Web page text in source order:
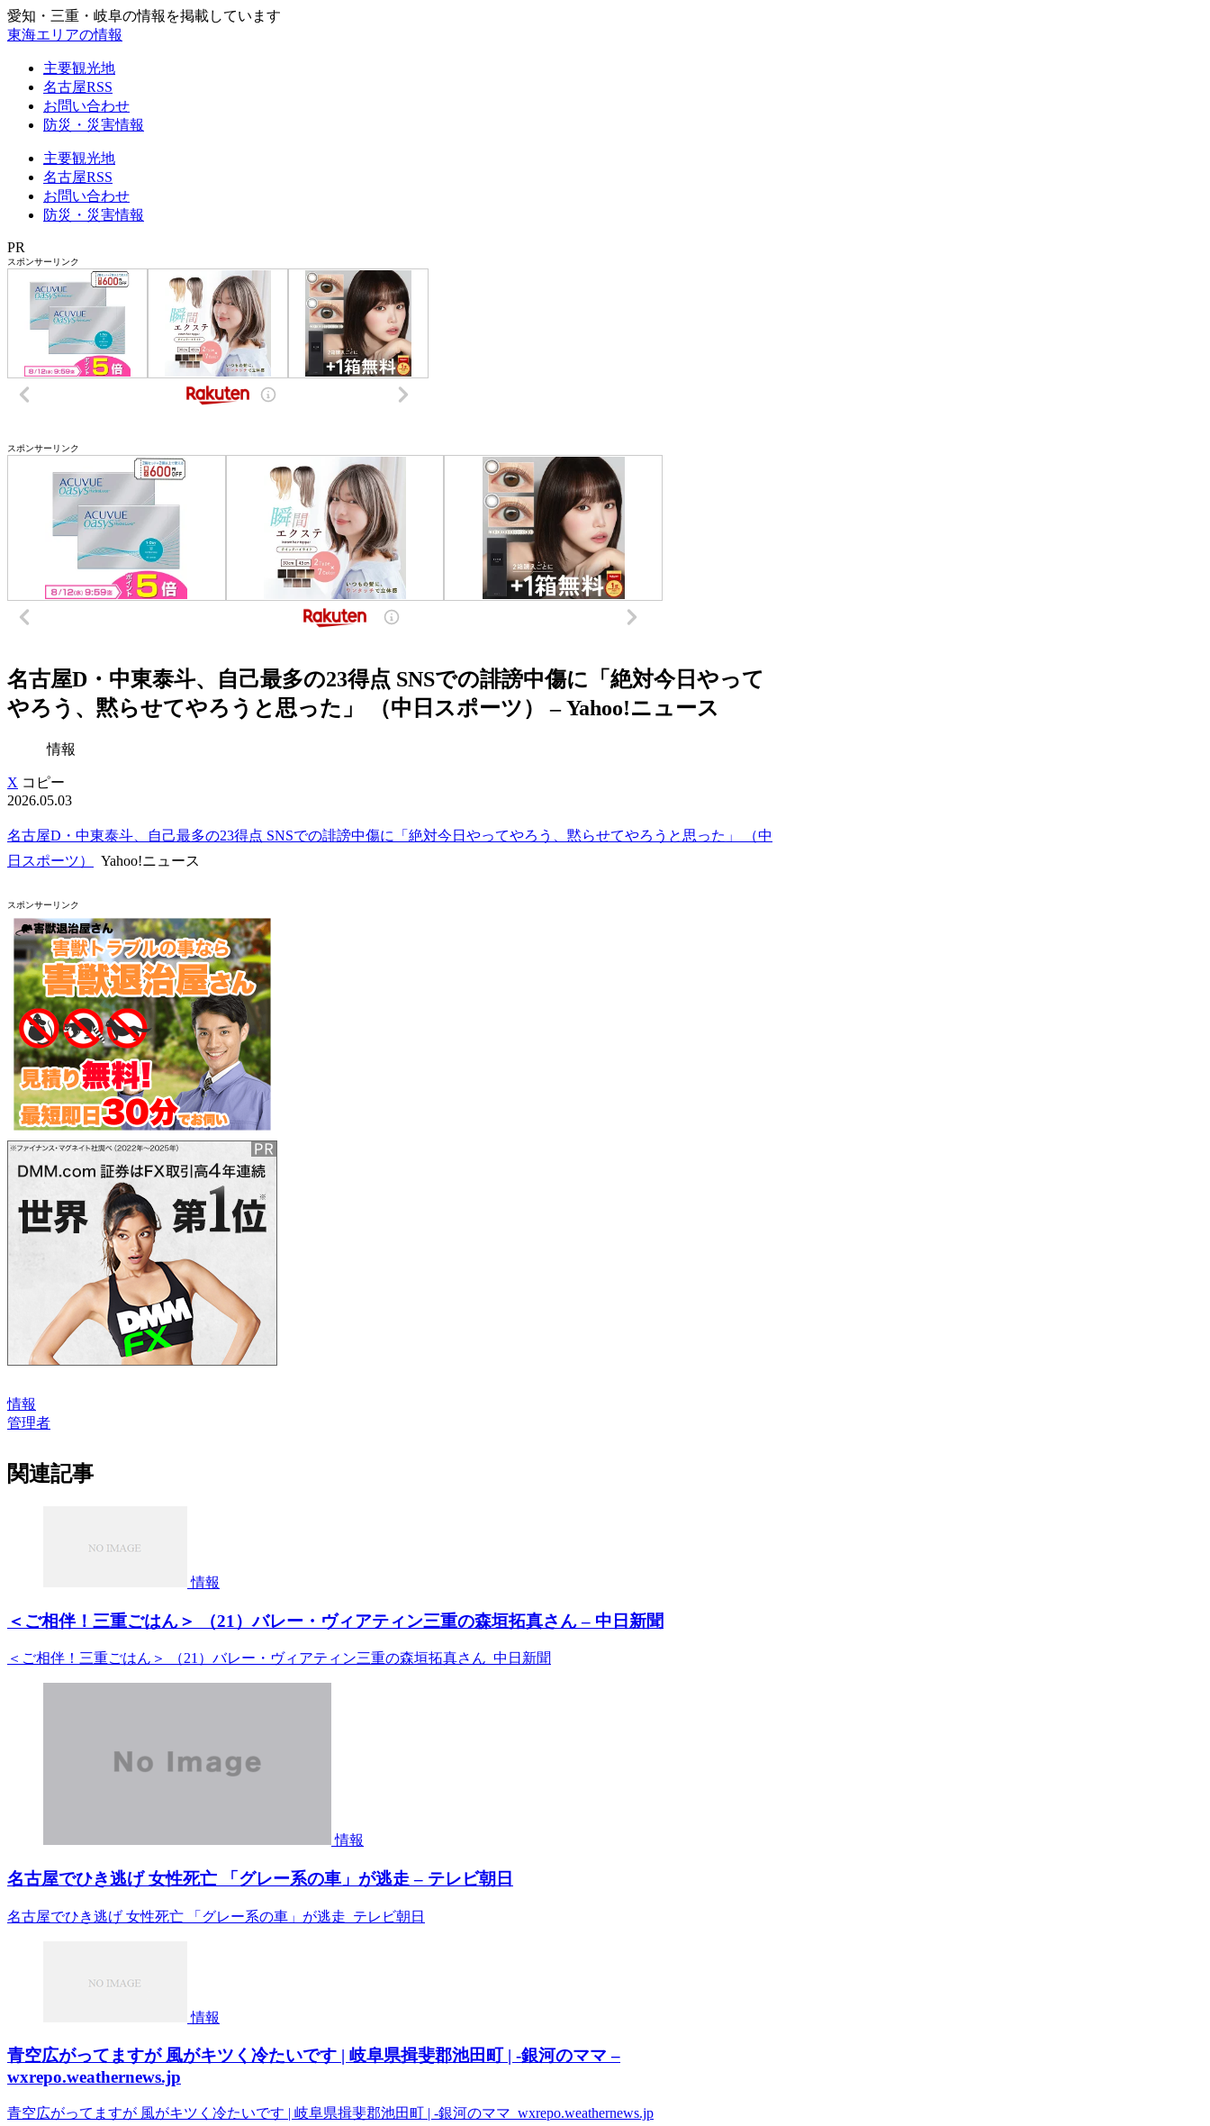
愛知・三重・岐阜の情報を掲載しています
東海エリアの情報
主要観光地
名古屋RSS
お問い合わせ
防災・災害情報
主要観光地
名古屋RSS
お問い合わせ
防災・災害情報
PR
スポンサーリンク
スポンサーリンク
名古屋D・中東泰斗、自己最多の23得点 SNSでの誹謗中傷に「絶対今日やって
やろう、黙らせてやろうと思った」 （中日スポーツ） – Yahoo!ニュース
情報
X コピー
2026.05.03
名古屋D・中東泰斗、自己最多の23得点 SNSでの誹謗中傷に「絶対今日やってやろう、黙らせてやろうと思った」 （中
日スポーツ）
Yahoo!ニュース
スポンサーリンク
情報
管理者
関連記事
情報
＜ご相伴！三重ごはん＞ （21）バレー・ヴィアティン三重の森垣拓真さん – 中日新聞
＜ご相伴！三重ごはん＞ （21）バレー・ヴィアティン三重の森垣拓真さん 中日新聞
情報
名古屋でひき逃げ 女性死亡 「グレー系の車」が逃走 – テレビ朝日
名古屋でひき逃げ 女性死亡 「グレー系の車」が逃走 テレビ朝日
情報
青空広がってますが 風がキツく冷たいです | 岐阜県揖斐郡池田町 | -銀河のママ –
wxrepo.weathernews.jp
青空広がってますが 風がキツく冷たいです | 岐阜県揖斐郡池田町 | -銀河のママ wxrepo.weathernews.jp